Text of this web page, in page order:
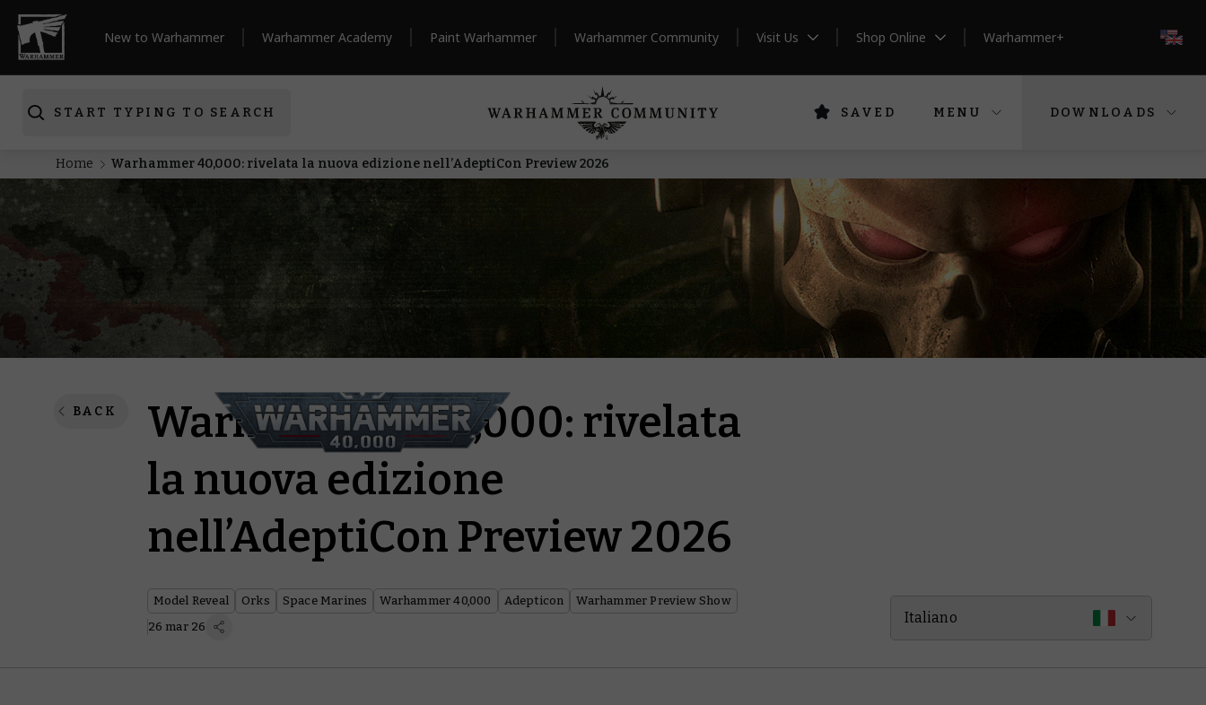
New to Warhammer Warhammer Academy Paint Warhammer Warhammer Community Visit Us Shop Online Warhammer+
START TYPING TO SEARCH SAVED MENU DOWNLOADS
Home Warhammer 40,000: rivelata la nuova edizione nell’AdeptiCon Preview 2026
BACK
Warhammer 40,000: rivelata
la nuova edizione
nell’AdeptiCon Preview 2026
Model Reveal Orks Space Marines Warhammer 40,000 Adepticon
Warhammer Preview Show
26 mar 26
Italiano